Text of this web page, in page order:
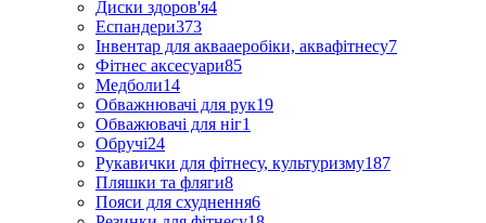
Диски здоров'я4
Еспандери373
Інвентар для аквааеробіки, аквафітнесу7
Фітнес аксесуари85
Медболи14
Обважнювачі для рук19
Обважювачі для ніг1
Обручі24
Рукавички для фітнесу, культуризму187
Пляшки та фляги8
Пояси для схуднення6